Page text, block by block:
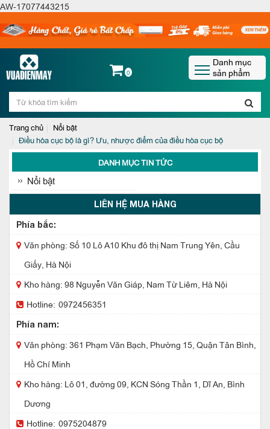
AW-17077443215
0
Danh mục
sản phẩm
Trang chủ
Nổi bật
Điều hòa cục bộ là gì? Ưu, nhược điểm của điều hòa cục bộ
DANH MỤC TIN TỨC
Nổi bật
LIÊN HỆ MUA HÀNG
Phía bắc:
Văn phòng: Số 10 Lô A10 Khu đô thị Nam Trung Yên, Cầu
Giấy, Hà Nội
Kho hàng: 98 Nguyễn Văn Giáp, Nam Từ Liêm, Hà Nội
Hotline: 0972456351
Phía nam:
Văn phòng: 361 Phạm Văn Bạch, Phường 15, Quận Tân Bình,
Hồ Chí Minh
Kho hàng: Lô 01, đường 09, KCN Sóng Thần 1, Dĩ An, Bình
Dương
Hotline: 0975204879